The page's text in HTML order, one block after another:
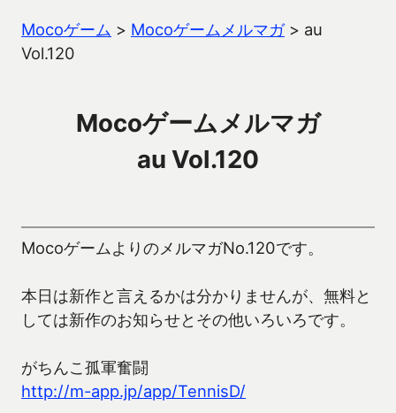
Mocoゲーム > Mocoゲームメルマガ> au
Vol.120
Mocoゲームメルマガ
au Vol.120
MocoゲームよりのメルマガNo.120です。
本日は新作と言えるかは分かりませんが、無料と
しては新作のお知らせとその他いろいろです。
がちんこ孤軍奮闘
http://m-app.jp/app/TennisD/